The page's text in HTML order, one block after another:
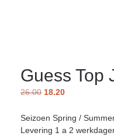
Guess Top
26.00 18.20
Seizoen Spring /
Levering 1 a 2